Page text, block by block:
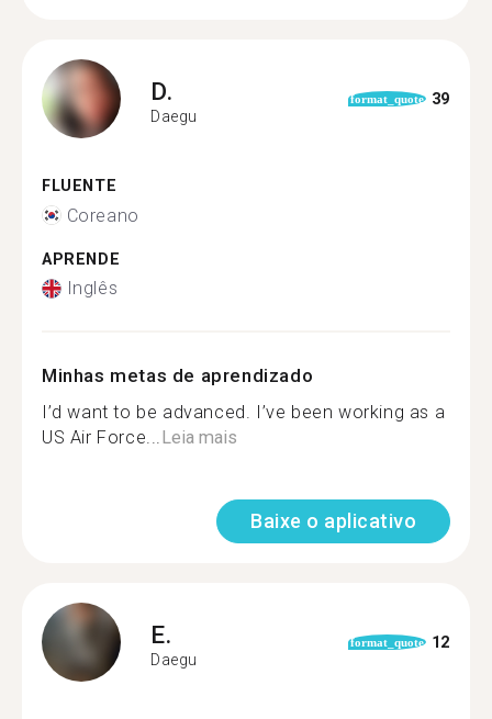
D.
Daegu
format_quote 39
FLUENTE
Coreano
APRENDE
Inglês
Minhas metas de aprendizado
I’d want to be advanced. I’ve been working as a
US Air Force...Leia mais
Baixe o aplicativo
E.
Daegu
format_quote 12